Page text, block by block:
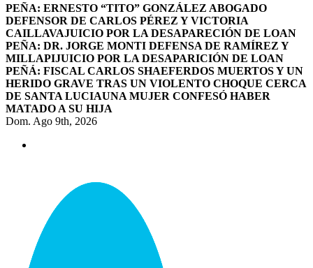
PEÑA: ERNESTO “TITO” GONZÁLEZ ABOGADO
DEFENSOR DE CARLOS PÉREZ Y VICTORIA
CAILLAVAJUICIO POR LA DESAPARECIÓN DE LOAN
PEÑA: DR. JORGE MONTI DEFENSA DE RAMÍREZ Y
MILLAPIJUICIO POR LA DESAPARICIÓN DE LOAN
PEÑÁ: FISCAL CARLOS SHAEFERDOS MUERTOS Y UN
HERIDO GRAVE TRAS UN VIOLENTO CHOQUE CERCA
DE SANTA LUCIAUNA MUJER CONFESÓ HABER
MATADO A SU HIJA
Dom. Ago 9th, 2026